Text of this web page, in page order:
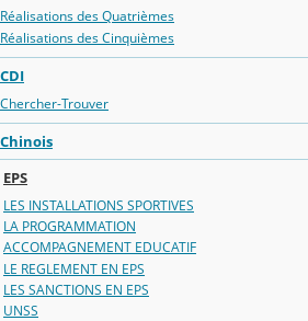
Réalisations des Quatrièmes
Réalisations des Cinquièmes
CDI
Chercher-Trouver
Chinois
EPS
LES INSTALLATIONS SPORTIVES
LA PROGRAMMATION
ACCOMPAGNEMENT EDUCATIF
LE REGLEMENT EN EPS
LES SANCTIONS EN EPS
UNSS